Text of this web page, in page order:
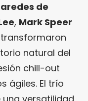
de
, Mark Speer
transformaron
natural del
chill-out
ágiles. El trío